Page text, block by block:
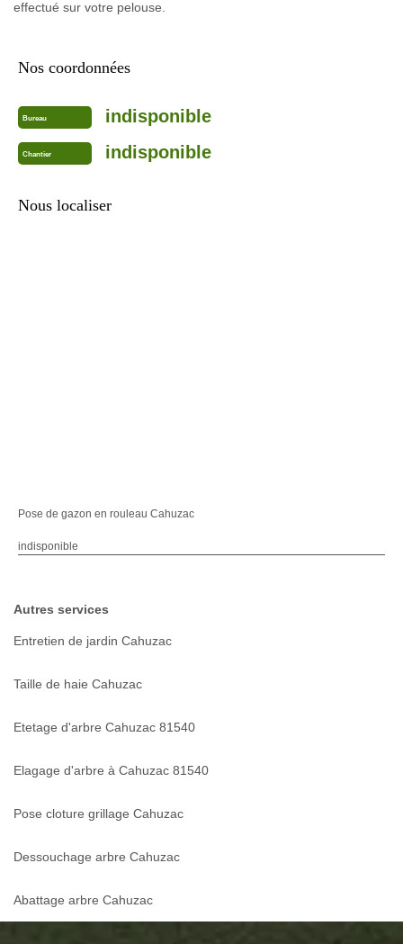
effectué sur votre pelouse.
Nos coordonnées
Bureau indisponible
Chantier indisponible
Nous localiser
Pose de gazon en rouleau Cahuzac
indisponible
Autres services
Entretien de jardin Cahuzac
Taille de haie Cahuzac
Etetage d'arbre Cahuzac 81540
Elagage d'arbre à Cahuzac 81540
Pose cloture grillage Cahuzac
Dessouchage arbre Cahuzac
Abattage arbre Cahuzac